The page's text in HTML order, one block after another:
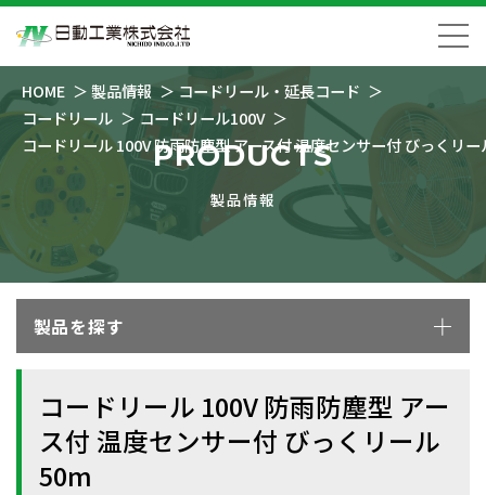
HOME 製品情報
コードリール・延長コード
コードリール
コードリール100V
コードリール 100V 防雨防塵型 アース付 温度センサー付 びっくリ
PRODUCTS
製品情報
製品を探す
コードリール 100V 防雨防塵型 アー
ス付 温度センサー付 びっくリール
50m